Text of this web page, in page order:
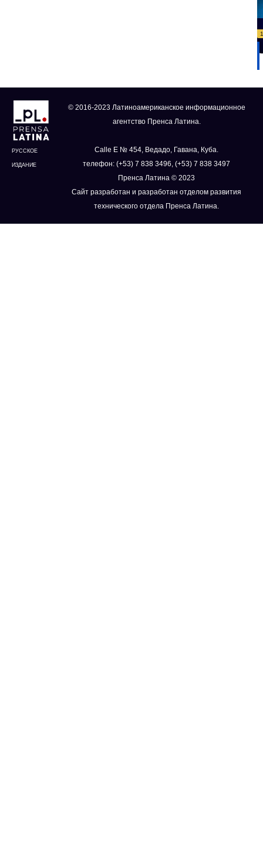
РУССКОЕ
ИЗДАНИЕ
© 2016-2023 Латиноамериканское информационное
агентство Пренса Латина.
Calle E № 454, Ведадо, Гавана, Куба.
телефон: (+53) 7 838 3496, (+53) 7 838 3497
Пренса Латина © 2023
Сайт разработан и разработан отделом развития
технического отдела Пренса Латина.